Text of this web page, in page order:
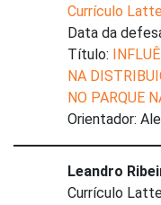
Currículo
Data da
Título:
NA
NO PARQUE
Orientador:
Leandro
Currículo